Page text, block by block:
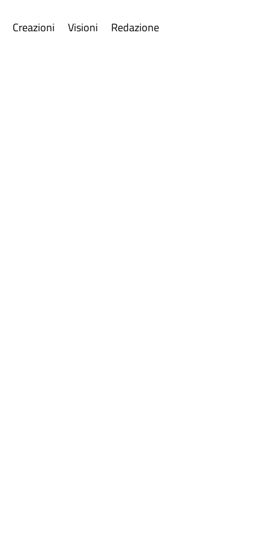
Creazioni Visioni Redazione